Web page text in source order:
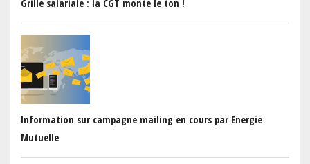
Grille salariale : la CGT monte le ton !
Information sur campagne mailing en cours par Energie
Mutuelle